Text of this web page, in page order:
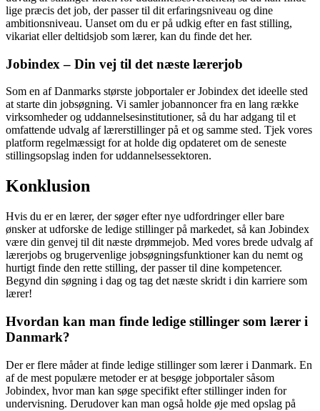
lige præcis det job, der passer til dit erfaringsniveau og dine
ambitionsniveau. Uanset om du er på udkig efter en fast stilling,
vikariat eller deltidsjob som lærer, kan du finde det her.
Jobindex – Din vej til det næste lærerjob
Som en af Danmarks største jobportaler er Jobindex det ideelle sted
at starte din jobsøgning. Vi samler jobannoncer fra en lang række
virksomheder og uddannelsesinstitutioner, så du har adgang til et
omfattende udvalg af lærerstillinger på et og samme sted. Tjek vores
platform regelmæssigt for at holde dig opdateret om de seneste
stillingsopslag inden for uddannelsessektoren.
Konklusion
Hvis du er en lærer, der søger efter nye udfordringer eller bare
ønsker at udforske de ledige stillinger på markedet, så kan Jobindex
være din genvej til dit næste drømmejob. Med vores brede udvalg af
lærerjobs og brugervenlige jobsøgningsfunktioner kan du nemt og
hurtigt finde den rette stilling, der passer til dine kompetencer.
Begynd din søgning i dag og tag det næste skridt i din karriere som
lærer!
Hvordan kan man finde ledige stillinger som lærer i
Danmark?
Der er flere måder at finde ledige stillinger som lærer i Danmark. En
af de mest populære metoder er at besøge jobportaler såsom
Jobindex, hvor man kan søge specifikt efter stillinger inden for
undervisning. Derudover kan man også holde øje med opslag på